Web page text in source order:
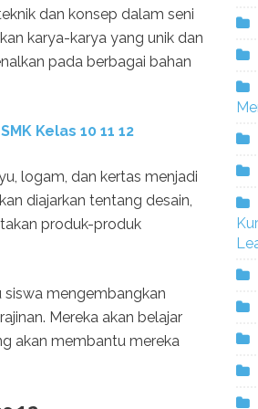
dan konsep dalam seni
karya-karya yang unik dan
pada berbagai bahan
Kelas 10 11 12
logam, dan kertas menjadi
diajarkan tentang desain,
produk-produk
siswa mengembangkan
Mereka akan belajar
akan membantu mereka